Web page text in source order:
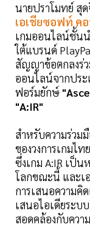
นายปราโมทย์ สุ
เอเชียซอฟท์ ค
เกมออนไลน์ชั้นน
ใต้แบรนด์
สัญญาข้อตกลงร่
ออนไลน์จากประ
ฟอร์มยักษ์
"A:IR"
สำหรับความร่วม
ของวงการเกมไ
ซึ่งเกม A:IR เป็
โลกขณะนี้ และเ
การเสนอความคิ
เสนอไอเดียระบ
สอดคล้องกับคว